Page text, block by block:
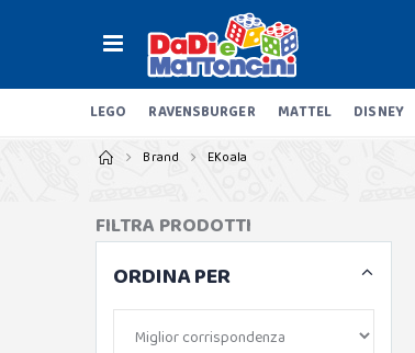
LEGO RAVENSBURGER MATTEL DISNEY
Brand EKoala
FILTRA PRODOTTI
ORDINA PER